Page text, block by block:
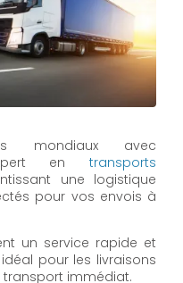
mondiaux avec
en transports
une logistique
pour vos envois à
un service rapide et
idéal pour les livraisons
immédiat.